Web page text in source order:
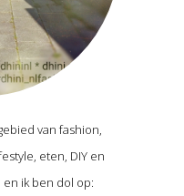
van fashion,
eten, DIY en
en ik ben dol op: